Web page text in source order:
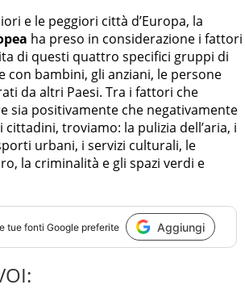
e le peggiori città d’Europa, la
ha preso in considerazione i fattori
di questi quattro specifici gruppi di
con bambini, gli anziani, le persone
da altri Paesi. Tra i fattori che
sia positivamente che negativamente
cittadini, troviamo: la pulizia dell’aria, i
urbani, i servizi culturali, le
la criminalità e gli spazi verdi e
tue fonti Google preferite Aggiungi